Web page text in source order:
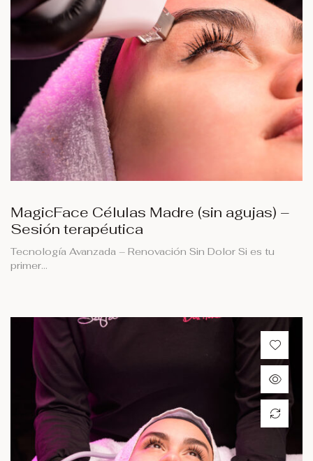
MagicFace Células Madre (sin agujas) –
Sesión terapéutica
Tecnología Avanzada – Renovación Sin Dolor Si es tu
primer…